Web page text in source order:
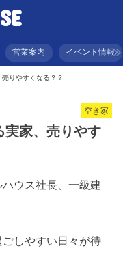
営業案内 イベント情報
りやすくなる？？
空き家
実家、売りやす
ウス社長、一級建
しやすい日々が待